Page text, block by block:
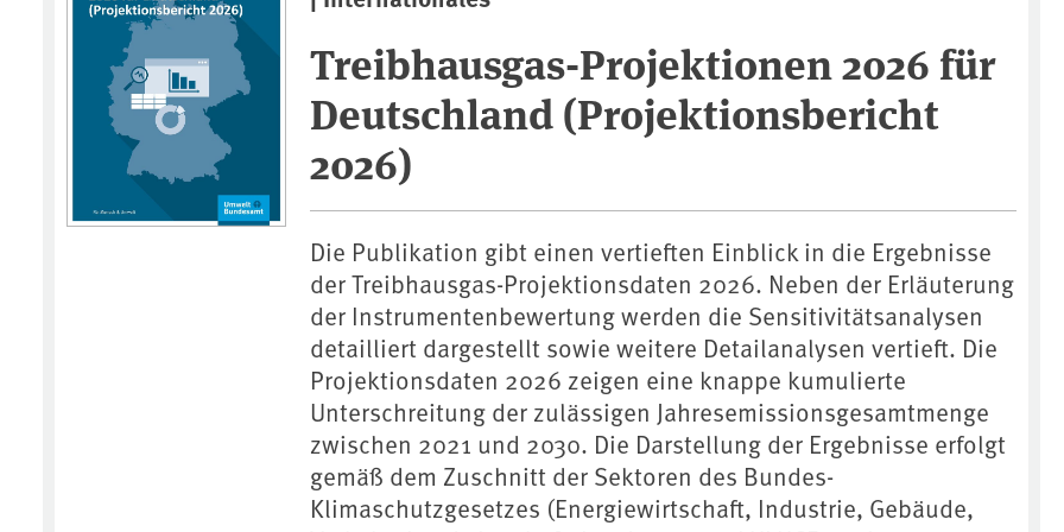
Treibhausgas-Projektionen 2026 für
Deutschland (Projektionsbericht
2026)
Die Publikation gibt einen vertieften Einblick in die Ergebnisse
der Treibhausgas-Projektionsdaten 2026. Neben der Erläuterung
der Instrumentenbewertung werden die Sensitivitätsanalysen
detailliert dargestellt sowie weitere Detailanalysen vertieft. Die
Projektionsdaten 2026 zeigen eine knappe kumulierte
Unterschreitung der zulässigen Jahresemissionsgesamtmenge
zwischen 2021 und 2030. Die Darstellung der Ergebnisse erfolgt
gemäß dem Zuschnitt der Sektoren des Bundes-
Klimaschutzgesetzes (Energiewirtschaft, Industrie, Gebäude,